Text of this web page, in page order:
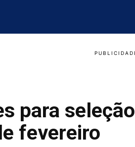
para seleção
fevereiro